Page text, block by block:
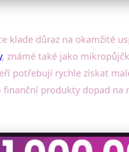
klade důraz na okamžité
, známé také jako
potřebují rychle získat
produkty dopad na